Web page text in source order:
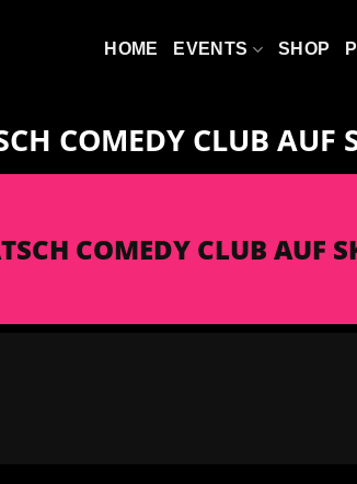
HOME EVENTS SHOP
COMEDY CLUB AUF
COMEDY CLUB AUF